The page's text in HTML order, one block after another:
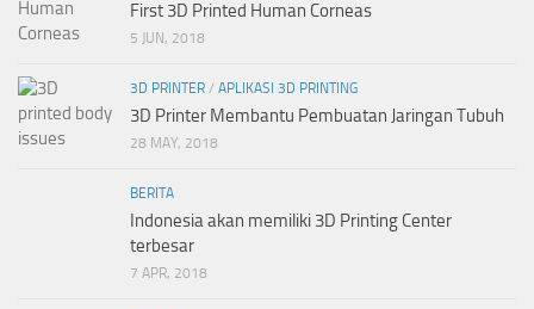
First 3D Printed Human Corneas
5 JUN, 2018
3D PRINTER / APLIKASI 3D PRINTING
3D Printer Membantu Pembuatan Jaringan Tubuh
28 MAY, 2018
BERITA
Indonesia akan memiliki 3D Printing Center
terbesar
7 APR, 2018